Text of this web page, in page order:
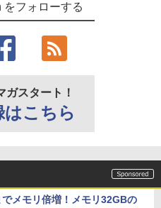
をフォローする
ガスタート！
はこちら
メモリ倍増！メモリ32GBの